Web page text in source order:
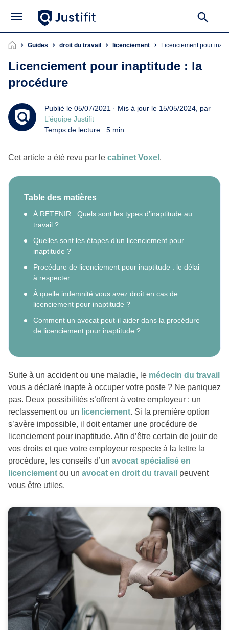
Guides droit du travail licenciement Licenciement pour
Licenciement pour inaptitude : la
procédure
Publié le 05/07/2021 · Mis à jour le 15/05/2024, par
L’équipe Justifit
Temps de lecture : 5 min.
Cet article a été revu par le cabinet Voxel .
Table des matières
À RETENIR : Quels sont les types d’inaptitude au
travail ?
Quelles sont les étapes d’un licenciement pour
inaptitude ?
Procédure de licenciement pour inaptitude : le délai
à respecter
À quelle indemnité vous avez droit en cas de
licenciement pour inaptitude ?
Comment un avocat peut-il aider dans la procédure
de licenciement pour inaptitude ?
Suite à un accident ou une maladie, le médecin du travail
vous a déclaré inapte à occuper votre poste ? Ne paniquez
pas. Deux possibilités s’offrent à votre employeur : un
reclassement ou un licenciement. Si la première option
s’avère impossible, il doit entamer une procédure de
licenciement pour inaptitude. Afin d’être certain de jouir de
vos droits et que votre employeur respecte à la lettre la
procédure, les conseils d’un avocat spécialisé en
licenciement ou un avocat en droit du travail peuvent
vous être utiles.